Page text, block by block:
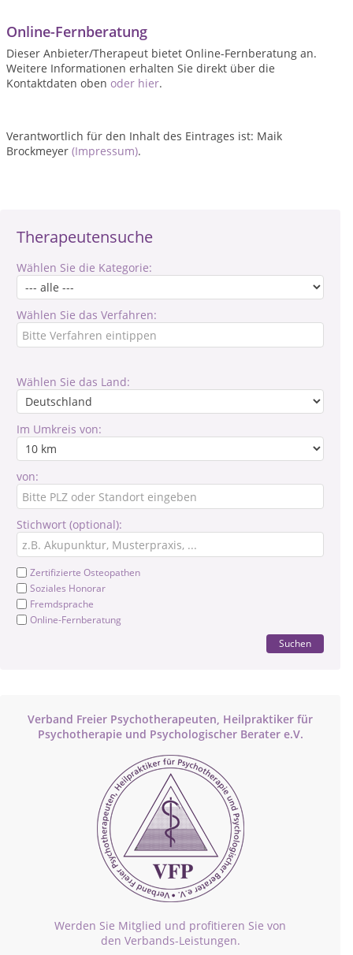
Therapeutensuche
Wählen Sie die Kategorie:
Wählen Sie das Verfahren:
Wählen Sie das Land:
Im Umkreis von:
von:
Stichwort (optional):
Zertifizierte Osteopathen
Soziales Honorar
Fremdsprache
Online-Fernberatung
Suchen
Verband Freier Psychotherapeuten, Heilpraktiker für
Psychotherapie und Psychologischer Berater e.V.
Werden Sie Mitglied und profitieren Sie von
den Verbands-Leistungen.
Online-Fernberatung
Dieser Anbieter/Therapeut bietet Online-Fernberatung an.
Weitere Informationen erhalten Sie direkt über die
Kontaktdaten oben oder hier.
Verantwortlich für den Inhalt des Eintrages ist: Maik
Brockmeyer (Impressum).